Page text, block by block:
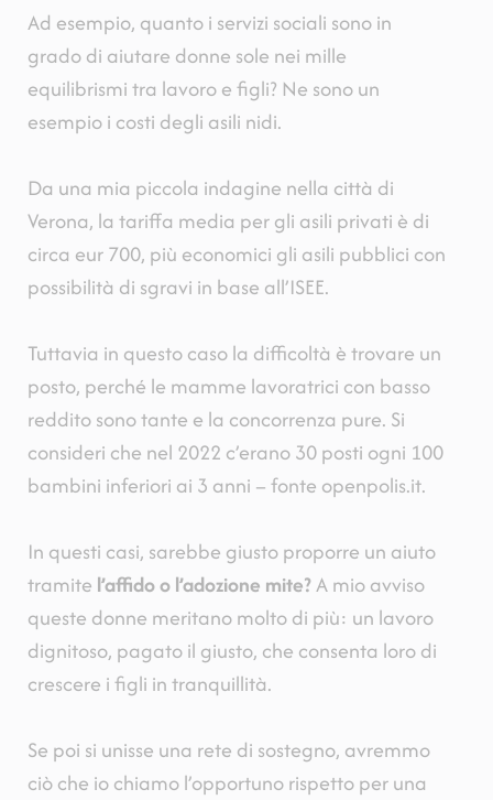
Ad esempio, quanto i servizi sociali sono in
grado di aiutare donne sole nei mille
equilibrismi tra lavoro e figli? Ne sono un
esempio i costi degli asili nidi.
Da una mia piccola indagine nella città di
Verona, la tariffa media per gli asili privati è di
circa eur 700, più economici gli asili pubblici con
possibilità di sgravi in base all’ISEE.
Tuttavia in questo caso la difficoltà è trovare un
posto, perché le mamme lavoratrici con basso
reddito sono tante e la concorrenza pure. Si
consideri che nel 2022 c’erano 30 posti ogni 100
bambini inferiori ai 3 anni – fonte openpolis.it.
In questi casi, sarebbe giusto proporre un aiuto
tramite l’affido o l’adozione mite?A mio avviso
queste donne meritano molto di più: un lavoro
dignitoso, pagato il giusto, che consenta loro di
crescere i figli in tranquillità.
Se poi si unisse una rete di sostegno, avremmo
ciò che io chiamo l’opportuno rispetto per una